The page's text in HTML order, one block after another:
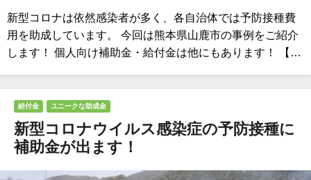
新型コロナは依然感染者が多く、各自治体では予防接種費
用を助成しています。 今回は熊本県山鹿市の事例をご紹介
します！ 個人向け補助金・給付金は他にもあります！ 【…
給付金 ユニークな助成金
新型コロナウイルス感染症の予防接種に
補助金が出ます！